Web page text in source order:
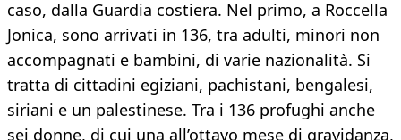
caso, dalla Guardia costiera. Nel primo, a Roccella
Jonica, sono arrivati in 136, tra adulti, minori non
accompagnati e bambini, di varie nazionalità. Si
tratta di cittadini egiziani, pachistani, bengalesi,
siriani e un palestinese. Tra i 136 profughi anche
sei donne, di cui una all’ottavo mese di gravidanza,